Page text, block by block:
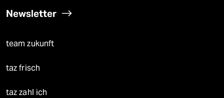
Newsletter
team zukunft
taz frisch
taz zahl ich